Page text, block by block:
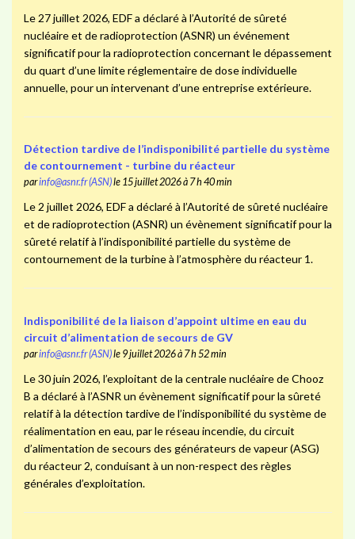
Le 27 juillet 2026, EDF a déclaré à l’Autorité de sûreté
nucléaire et de radioprotection (ASNR) un événement
significatif pour la radioprotection concernant le dépassement
du quart d’une limite réglementaire de dose individuelle
annuelle, pour un intervenant d’une entreprise extérieure.
Détection tardive de l’indisponibilité partielle du système
de contournement - turbine du réacteur
parinfo@asnr.fr (ASN)le 15 juillet 2026 à 7 h 40 min
Le 2 juillet 2026, EDF a déclaré à l’Autorité de sûreté nucléaire
et de radioprotection (ASNR) un évènement significatif pour la
sûreté relatif à l’indisponibilité partielle du système de
contournement de la turbine à l’atmosphère du réacteur 1.
Indisponibilité de la liaison d’appoint ultime en eau du
circuit d’alimentation de secours de GV
parinfo@asnr.fr (ASN)le 9 juillet 2026 à 7 h 52 min
Le 30 juin 2026, l’exploitant de la centrale nucléaire de Chooz
B a déclaré à l’ASNR un évènement significatif pour la sûreté
relatif à la détection tardive de l’indisponibilité du système de
réalimentation en eau, par le réseau incendie, du circuit
d’alimentation de secours des générateurs de vapeur (ASG)
du réacteur 2, conduisant à un non-respect des règles
générales d’exploitation.